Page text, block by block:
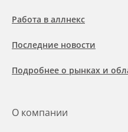
Работа в аллнекс
Последние новости
Подробнее о рынках и
О компании